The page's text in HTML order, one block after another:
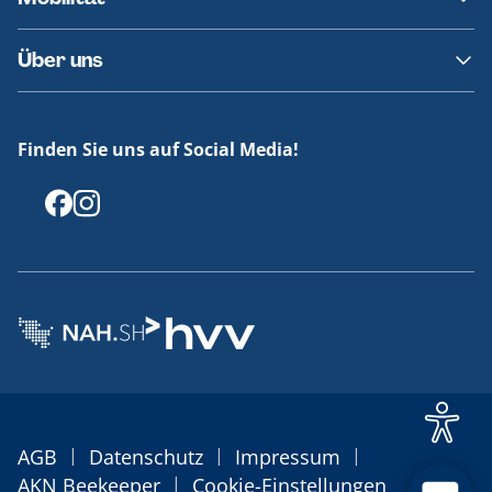
Fundsachen
Häufige Fragen
Barrierefreies Reisen
Erklärung Barrierefreiheit
Über uns
Offenlegungen
Finden Sie uns auf Social Media!
AGB | Datenschutz | Impressum |
AKN Beekeeper | Cookie-Einstellungen